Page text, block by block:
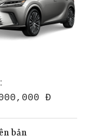
Đ
bản